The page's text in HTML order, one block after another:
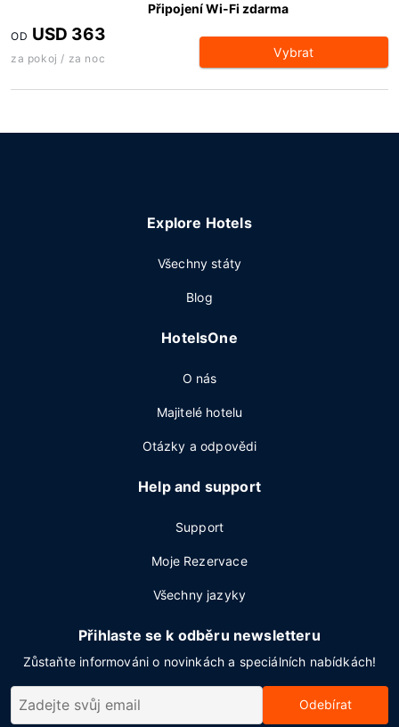
Připojení Wi-Fi zdarma
OD USD 363
za pokoj / za noc Vybrat
Explore Hotels
Všechny státy
Blog
HotelsOne
O nás
Majitelé hotelu
Otázky a odpovědi
Help and support
Support
Moje Rezervace
Všechny jazyky
Přihlaste se k odběru newsletteru
Zůstaňte informováni o novinkách a speciálních nabídkách!
Odebírat